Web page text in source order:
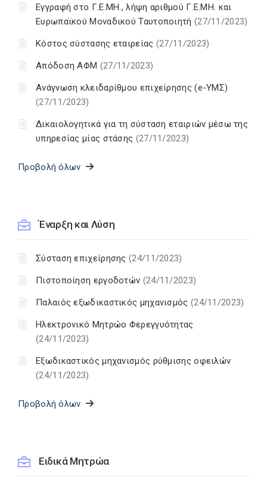
Εγγραφή στο Γ.Ε.ΜΗ., λήψη αριθμού Γ.Ε.ΜΗ. και
Ευρωπαϊκού Μοναδικού Ταυτοποιητή (27/11/2023)
Κόστος σύστασης εταιρείας (27/11/2023)
Απόδοση ΑΦΜ (27/11/2023)
Ανάγνωση κλειδαρίθμου επιχείρησης (e-ΥΜΣ)
(27/11/2023)
Δικαιολογητικά για τη σύσταση εταιριών μέσω της
υπηρεσίας μίας στάσης (27/11/2023)
Προβολή όλων
Έναρξη και Λύση
Σύσταση επιχείρησης(24/11/2023)
Πιστοποίηση εργοδοτών (24/11/2023)
Παλαιός εξωδικαστικός μηχανισμός (24/11/2023)
Ηλεκτρονικό Μητρώο Φερεγγυότητας
(24/11/2023)
Εξωδικαστικός μηχανισμός ρύθμισης οφειλών
(24/11/2023)
Προβολή όλων
Ειδικά Μητρώα